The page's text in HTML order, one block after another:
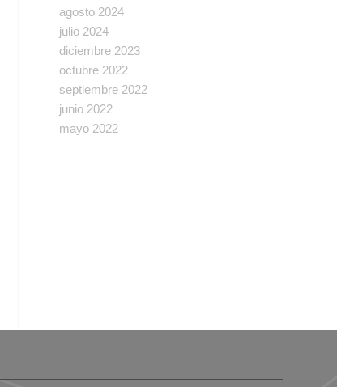
agosto 2024
julio 2024
diciembre 2023
octubre 2022
septiembre 2022
junio 2022
mayo 2022